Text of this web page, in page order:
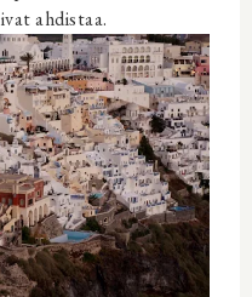
ahdistaa.